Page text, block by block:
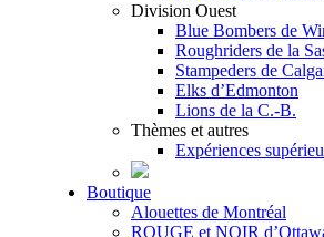
Division Ouest
Blue Bombers de
Roughriders de la
Stampeders de
Elks d’Edmonton
Lions de la C.-B.
Thèmes et autres
Expériences
Boutique
Alouettes de Montréal
ROUGE et NOIR